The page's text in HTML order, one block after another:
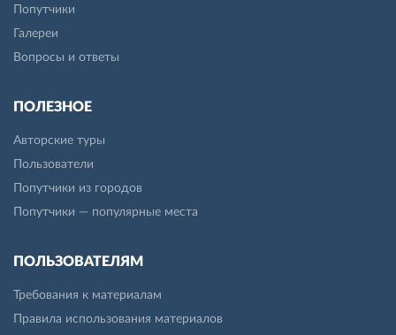
Попутчики
Галереи
Вопросы и ответы
ПОЛЕЗНОЕ
Авторские туры
Пользователи
Попутчики из городов
Попутчики — популярные места
ПОЛЬЗОВАТЕЛЯМ
Требования к материалам
Правила использования материалов